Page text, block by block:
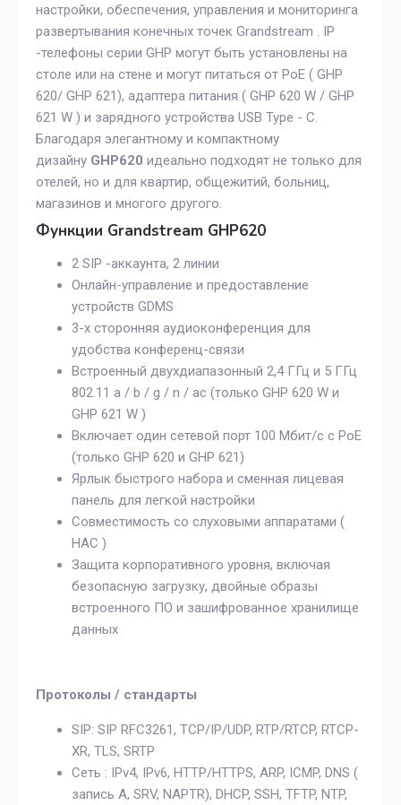
настройки, обеспечения, управления и мониторинга
развертывания конечных точек Grandstream . IP
-телефоны серии GHP могут быть установлены на
столе или на стене и могут питаться от PoE ( GHP
620/ GHP 621), адаптера питания ( GHP 620 W / GHP
621 W ) и зарядного устройства USB Type - C.
Благодаря элегантному и компактному
дизайну GHP620 идеально подходят не только для
отелей, но и для квартир, общежитий, больниц,
магазинов и многого другого.
Функции Grandstream GHP620
2 SIP -аккаунта, 2 линии
Онлайн-управление и предоставление
устройств GDMS
3-х сторонняя аудиоконференция для
удобства конференц-связи
Встроенный двухдиапазонный 2,4 ГГц и 5 ГГц
802.11 a / b / g / n / ac (только GHP 620 W и
GHP 621 W )
Включает один сетевой порт 100 Мбит/с с PoE
(только GHP 620 и GHP 621)
Ярлык быстрого набора и сменная лицевая
панель для легкой настройки
Совместимость со слуховыми аппаратами (
HAC )
Защита корпоративного уровня, включая
безопасную загрузку, двойные образы
встроенного ПО и зашифрованное хранилище
данных
Протоколы / стандарты
SIP: SIP RFC3261, TCP/IP/UDP, RTP/RTCP, RTCP-
XR, TLS, SRTP
Сеть : IPv4, IPv6, HTTP/HTTPS, ARP, ICMP, DNS (
запись A, SRV, NAPTR), DHCP, SSH, TFTP, NTP,